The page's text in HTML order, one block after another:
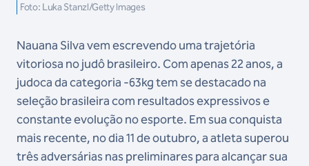
Foto: Luka Stanzl/Getty Images
Nauana Silva vem escrevendo uma trajetória
vitoriosa no judô brasileiro. Com apenas 22 anos, a
judoca da categoria -63kg tem se destacado na
seleção brasileira com resultados expressivos e
constante evolução no esporte. Em sua conquista
mais recente, no dia 11 de outubro, a atleta superou
três adversárias nas preliminares para alcançar sua